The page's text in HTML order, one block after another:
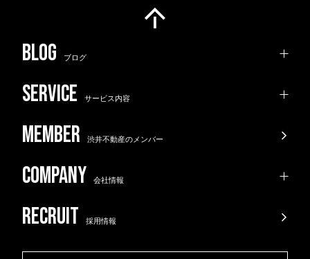
ブログ
サービス内容
渋井不動産のメンバー
会社情報
採用情報